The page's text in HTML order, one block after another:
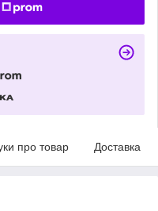
про товар Доставка